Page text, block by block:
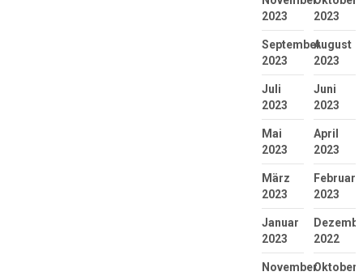
2023
2023
September
2023
August
2023
Juli
2023
Juni
2023
Mai
2023
April
2023
März
2023
Februar
2023
Januar
2023
2022
NovemberOktober